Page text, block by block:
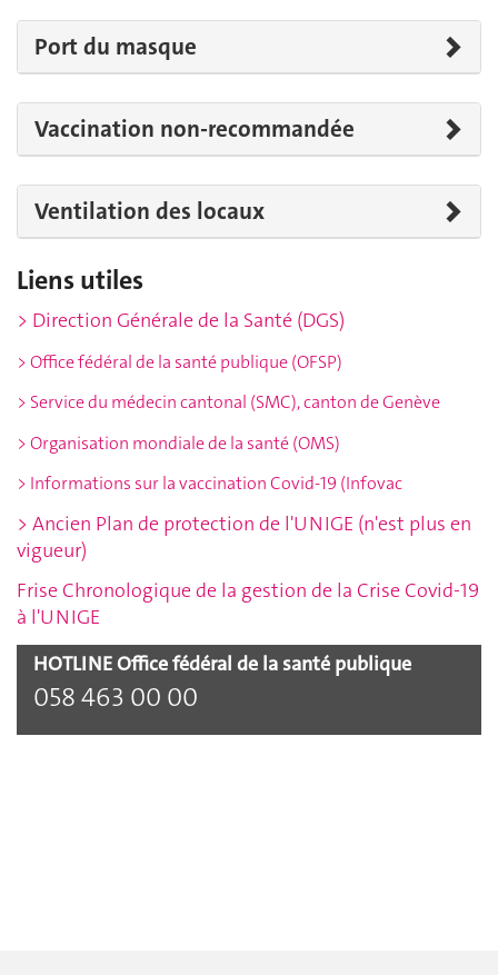
Port du masque
Vaccination non-recommandée
Ventilation des locaux
Liens utiles
> Direction Générale de la Santé (DGS)
> Office fédéral de la santé publique(OFSP)
> Service du médecin cantonal (SMC), canton de Genève
> Organisation mondiale de la santé(OMS)
> Informations sur la vaccination Covid-19 (Infovac
> Ancien Plan de protection de l'UNIGE (n'est plus en
vigueur)
Frise Chronologique de la gestion de la Crise Covid-19
à l'UNIGE
HOTLINE Office fédéral de la santé publique
058 463 00 00